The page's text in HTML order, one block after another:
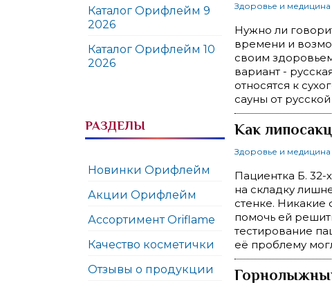
Каталог Орифлейм 9
2026
Каталог Орифлейм 10
2026
РАЗДЕЛЫ
Новинки Орифлейм
Акции Орифлейм
Ассортимент Oriflame
Качество косметички
Отзывы о продукции
Здоровье и медицина
Нужно ли
времени и
своим
вариант -
относятся к
сауны от
Как
Здоровье и медицина
Пациентка Б. 32-
на складку
стенке. Никакие
помочь ей
тестирование
её проблему